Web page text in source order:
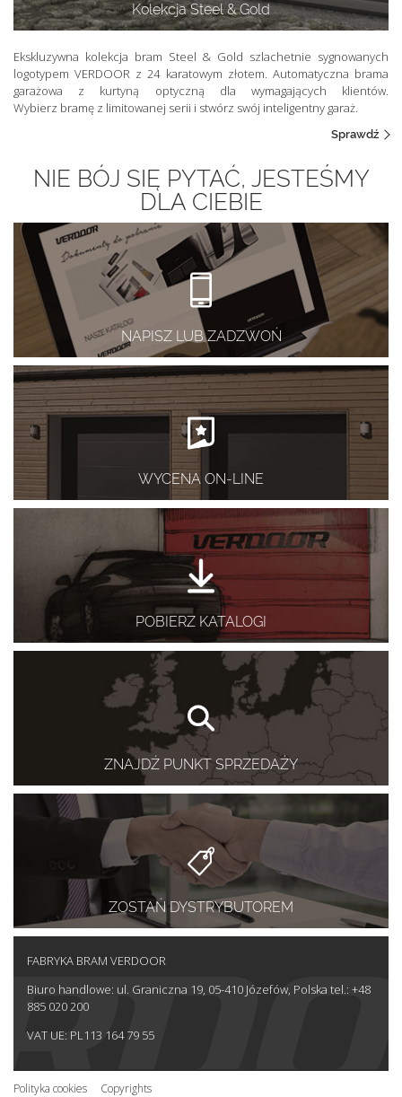
Kolekcja Steel & Gold
Ekskluzywna kolekcja bram Steel & Gold szlachetnie sygnowanych
logotypem VERDOOR z 24 karatowym złotem. Automatyczna brama
garażowa z kurtyną optyczną dla wymagających klientów.
Wybierz bramę z limitowanej serii i stwórz swój inteligentny garaż.
Sprawdź
NIE BÓJ SIĘ PYTAĆ, JESTEŚMY
DLA CIEBIE
NAPISZ LUB ZADZWOŃ
WYCENA ON-LINE
POBIERZ KATALOGI
ZNAJDŹ PUNKT SPRZEDAŻY
ZOSTAŃ DYSTRYBUTOREM
FABRYKA BRAM VERDOOR
Biuro handlowe: ul. Graniczna 19, 05-410 Józefów, Polska tel.: +48
885 020 200
VAT UE: PL113 164 79 55
Polityka cookies
Copyrights